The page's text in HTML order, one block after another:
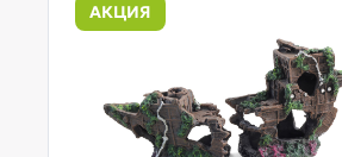
АКЦИЯ